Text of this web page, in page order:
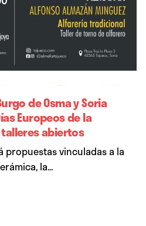
de Osma y Soria
Europeos de la
abiertos
propuestas vinculadas a la
la...